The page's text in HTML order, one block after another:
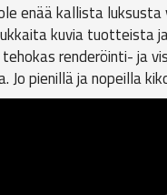
enää kallista
kuvia tuotteista
renderöinti- ja
Jo pienillä ja nopeilla